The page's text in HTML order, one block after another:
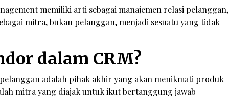
memiliki arti sebagai manajemen relasi pelanggan,
mitra, bukan pelanggan, menjadi sesuatu yang tidak
dalam CRM?
adalah pihak akhir yang akan menikmati produk
mitra yang diajak untuk ikut bertanggung jawab